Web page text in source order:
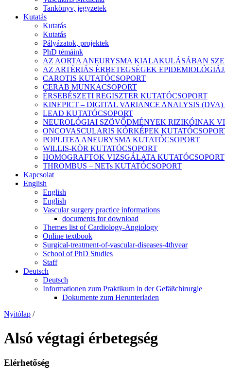
Tankönyv, jegyzetek
Kutatás
Kutatás
Kutatás
Pályázatok, projektek
PhD témáink
AZ AORTA ANEURYSMA KIALAKULÁSÁBAN
AZ ARTÉRIÁS ÉRBETEGSÉGEK
CAROTIS KUTATÓCSOPORT
CERAB MUNKACSOPORT
ÉRSEBÉSZETI REGISZTER KUTATÓCSOPORT
KINEPICT – DIGITAL VARIANCE ANALYSIS (DVA)
LEAD KUTATÓCSOPORT
NEUROLÓGIAI SZÖVŐDMÉNYEK RIZIKÓINAK
ONCOVASCULARIS KÓRKÉPEK
POPLITEA ANEURYSMA KUTATÓCSOPORT
WILLIS-KÖR KUTATÓCSOPORT
HOMOGRAFTOK VIZSGÁLATA KUTATÓCSOPORT
THROMBUS – NETs KUTATÓCSOPORT
Kapcsolat
English
English
English
Vascular surgery practice informations
documents for download
Themes list of Cardiology-Angiology
Online textbook
Surgical-treatment-of-vascular-diseases-4thyear
School of PhD Studies
Staff
Deutsch
Deutsch
Informationen zum Praktikum in der Gefäßchirurgie
Dokumente zum Herunterladen
Nyitólap /
Alsó végtagi érbetegség
Elérhetőség